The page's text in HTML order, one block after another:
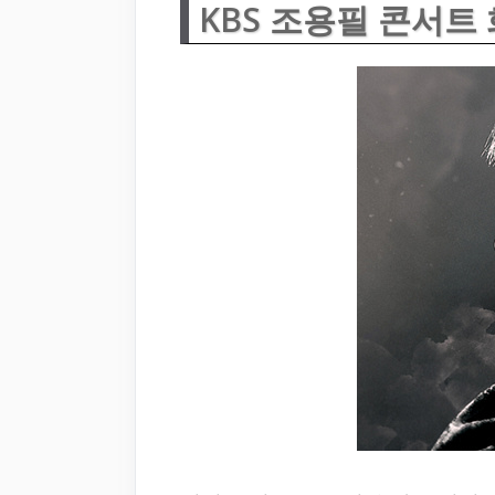
KBS 조용필 콘서트